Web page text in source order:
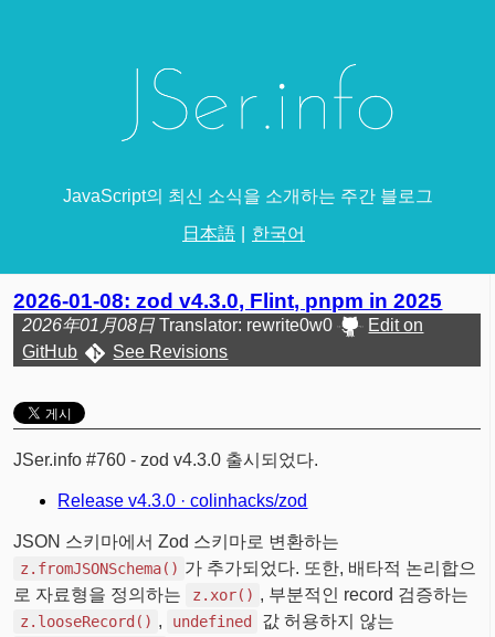
JavaScript의 최신 소식을 소개하는 주간 블로그
日本語 한국어
2026-01-08: zod v4.3.0, Flint, pnpm in 2025
2026年01月08日 Translator: rewrite0w0
Edit on
GitHub
See Revisions
JSer.info #760 - zod v4.3.0 출시되었다.
Release v4.3.0 · colinhacks/zod
JSON 스키마에서 Zod 스키마로 변환하는
z.fromJSONSchema() 가 추가되었다. 또한, 배타적 논리합으
로 자료형을 정의하는
z.xor() , 부분적인 record 검증하는
z.looseRecord() , undefined 값 허용하지 않는